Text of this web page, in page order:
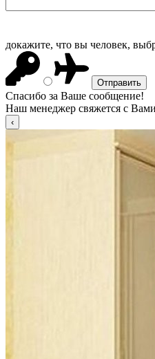
докажите, что вы человек,
Спасибо за Ваше сообщение!
Наш менеджер свяжется с